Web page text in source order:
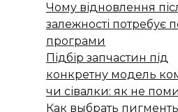
Чому відновлення
залежності потребує
програми
Підбір запчастин під
конкретну модель
чи сівалки: як не
Как выбрать